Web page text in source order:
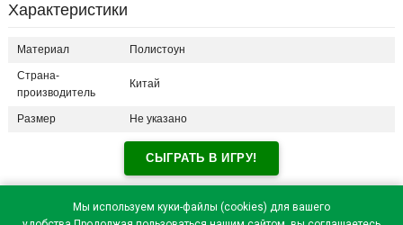
Мы используем куки-файлы (cookies) для вашего
Характеристики
Материал Полистоун
Страна-
производитель
Китай
Размер Не указано
СЫГРАТЬ В ИГРУ!